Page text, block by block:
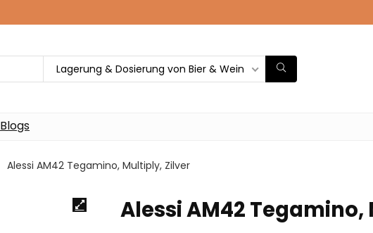
Lagerung & Dosierung von Bier & Wein
Blogs
Alessi AM42 Tegamino, Multiply, Zilver
Alessi AM42